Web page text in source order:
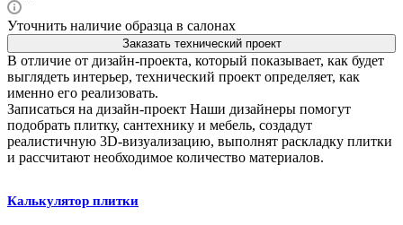
Уточнить наличие образца в салонах
Заказать технический проект
В отличие от дизайн-проекта, который показывает, как будет
выглядеть интерьер, технический проект определяет, как
именно его реализовать.
Записаться на дизайн-проект Наши дизайнеры помогут
подобрать плитку, сантехнику и мебель, создадут
реалистичную 3D-визуализацию, выполнят раскладку плитки
и рассчитают необходимое количество материалов.
Калькулятор плитки